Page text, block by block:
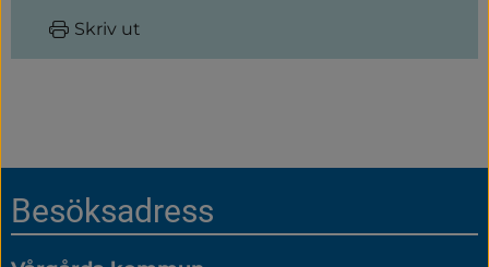
Skriv ut
Sidfot
Besöksadress